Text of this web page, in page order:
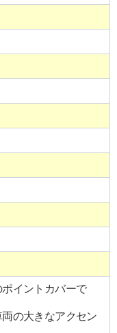
イントカバーで
の大きなアクセン